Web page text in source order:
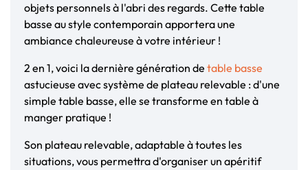
objets personnels à l'abri des regards. Cette table
basse au style contemporain apportera une
ambiance chaleureuse à votre intérieur !
2 en 1, voici la dernière génération de table basse
astucieuse avec système de plateau relevable : d'une
simple table basse, elle se transforme en table à
manger pratique !
Son plateau relevable, adaptable à toutes les
situations, vous permettra d'organiser un apéritif